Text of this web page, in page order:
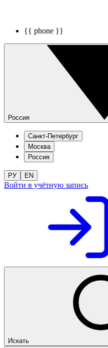
{{ phone }}
Россия
Санкт-Петербург
Москва
Россия
РУ EN
Войти в учётную запись
Искать